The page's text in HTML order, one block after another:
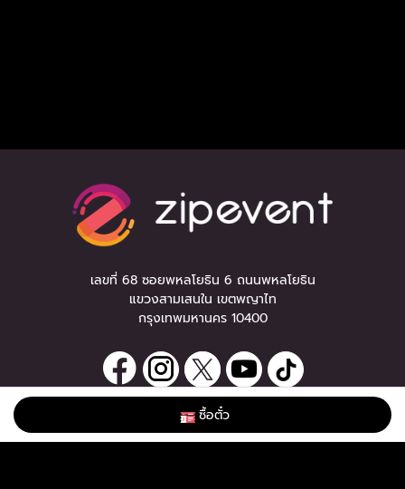
ซื้อตั๋ว
เลขที่ 68 ซอยพหลโยธิน 6 ถนนพหลโยธิน
แขวงสามเสนใน เขตพญาไท
กรุงเทพมหานคร 10400
ลงทะเบียนรับข่าวสาร